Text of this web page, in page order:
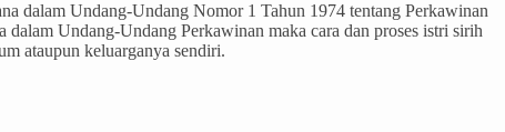
dalam Undang-Undang Nomor 1 Tahun 1974 tentang Perkawinan
dalam Undang-Undang Perkawinan maka cara dan proses istri sirih
ataupun keluarganya sendiri.